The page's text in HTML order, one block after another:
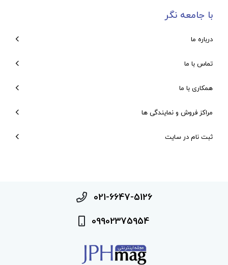
با جامعه نگر
درباره ما
تماس با ما
همکاری با ما
مراکز فروش و نمایندگی ها
ثبت نام در سایت
021-6647-5126
09902375954